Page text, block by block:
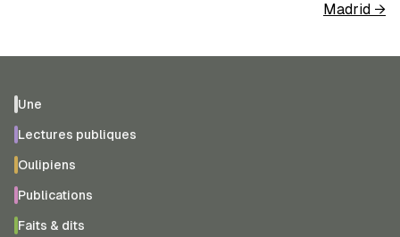
Madrid →
Une
Lectures publiques
Oulipiens
Publications
Faits & dits